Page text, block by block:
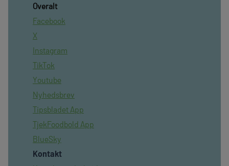
Overalt
Facebook
X
Instagram
TikTok
Youtube
Nyhedsbrev
Tipsbladet App
TjekFoodbold App
BlueSky
Kontakt